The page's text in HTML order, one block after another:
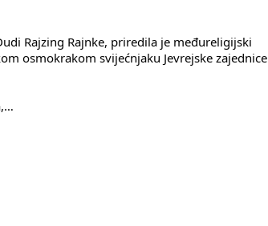
Rajzing Rajnke, priredila je međureligijski
osmokrakom svijećnjaku Jevrejske zajednice